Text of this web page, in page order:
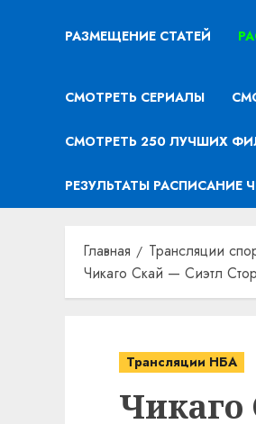
РАЗМЕЩЕНИЕ СТАТЕЙ
СМОТРЕТЬ СЕРИАЛЫ
СМОТРЕТЬ 250 ЛУЧШИХ
РЕЗУЛЬТАТЫ РАСПИСАНИЕ
Главная Трансляции
Чикаго Скай — Сиэтл
Трансляции НБА
Чикаго